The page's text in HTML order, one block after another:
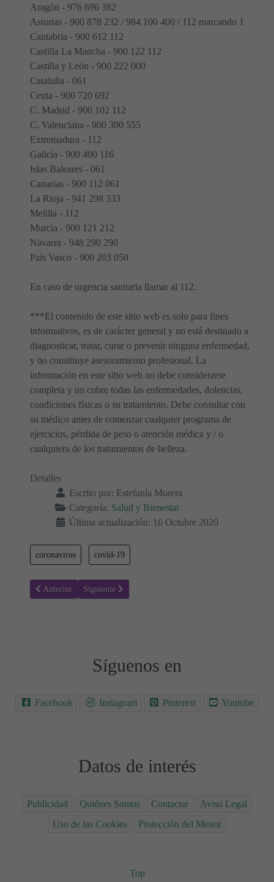
Aragón - 976 696 382
Asturias - 900 878 232 / 984 100 400 / 112 marcando 1
Cantabria - 900 612 112
Castilla La Mancha - 900 122 112
Castilla y León - 900 222 000
Cataluña - 061
Ceuta - 900 720 692
C. Madrid - 900 102 112
C. Valenciana - 900 300 555
Extremadura - 112
Galicia - 900 400 116
Islas Baleares - 061
Canarias - 900 112 061
La Rioja - 941 298 333
Melilla - 112
Murcia - 900 121 212
Navarra - 948 290 290
País Vasco - 900 203 050
En caso de urgencia sanitaria llamar al 112.
***El contenido de este sitio web es solo para fines
informativos, es de carácter general y no está destinado a
diagnosticar, tratar, curar o prevenir ninguna enfermedad,
y no constituye asesoramiento profesional. La
información en este sitio web no debe considerarse
completa y no cubre todas las enfermedades, dolencias,
condiciones físicas o su tratamiento. Debe consultar con
su médico antes de comenzar cualquier programa de
ejercicios, pérdida de peso o atención médica y / o
cualquiera de los tratamientos de belleza.
Detalles
Escrito por: Estefanía Morera
Categoría: Salud y Bienestar
Última actualización: 16 Octubre 2020
coronavirus covid-19
Artículo anterior: Lo que necesitas saber sobre la menopausia
Anterior Artículo siguiente: Todo lo que debe saber sobre
Siguiente
Síguenos en
Facebook Instagram Pinterest Youtube
Datos de interés
Publicidad Quiénes Somos Contactar
Aviso Legal
Uso de las Cookies
Protección del Menor
Top